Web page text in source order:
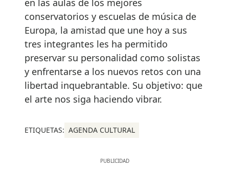
en las aulas de los mejores
conservatorios y escuelas de música de
Europa, la amistad que une hoy a sus
tres integrantes les ha permitido
preservar su personalidad como solistas
y enfrentarse a los nuevos retos con una
libertad inquebrantable. Su objetivo: que
el arte nos siga haciendo vibrar.
ETIQUETAS: AGENDA CULTURAL